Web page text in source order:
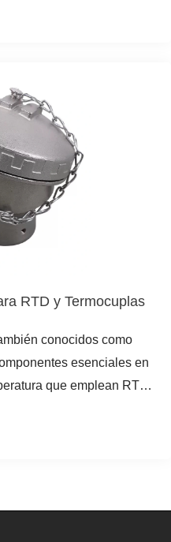
o transmisión.
al sistema de monitoreo.
de alta calidad como
estos accesorios para
soportar condiciones
un aislamiento eléctrico
o interferencias que
de la medición.
RTD y Termocuplas
conocidos como
esenciales en
que emplean RTD
Resistencia) y
principal es